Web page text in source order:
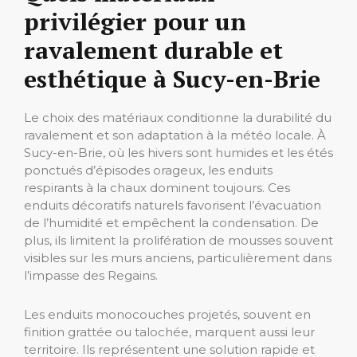
privilégier pour un
ravalement durable et
esthétique à Sucy-en-Brie
Le choix des matériaux conditionne la durabilité du
ravalement et son adaptation à la météo locale. À
Sucy-en-Brie, où les hivers sont humides et les étés
ponctués d’épisodes orageux, les enduits
respirants à la chaux dominent toujours. Ces
enduits décoratifs naturels favorisent l’évacuation
de l’humidité et empêchent la condensation. De
plus, ils limitent la prolifération de mousses souvent
visibles sur les murs anciens, particulièrement dans
l’impasse des Regains.
Les enduits monocouches projetés, souvent en
finition grattée ou talochée, marquent aussi leur
territoire. Ils représentent une solution rapide et